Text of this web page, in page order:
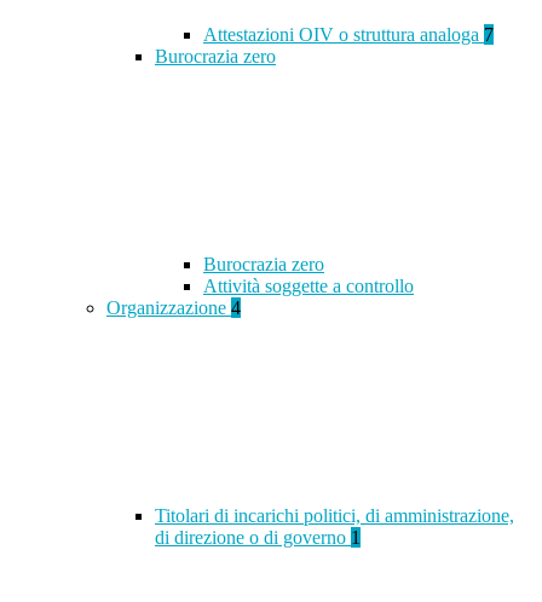
Attestazioni OIV o struttura analoga 7
Burocrazia zero
Burocrazia zero
Attività soggette a controllo
Organizzazione 4
Titolari di incarichi politici, di amministrazione,
di direzione o di governo 1